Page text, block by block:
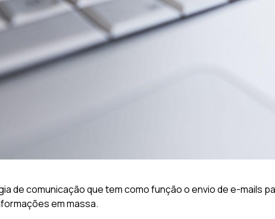
de comunicação que tem como função o envio de e-mails
em massa.